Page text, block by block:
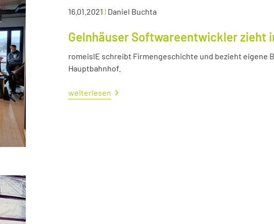
16.01.2021 | Daniel Buchta
Gelnhäuser Softwareentwickler zieht
romeisIE schreibt Firmengeschichte und bezieht eigene
Hauptbahnhof.
weiterlesen